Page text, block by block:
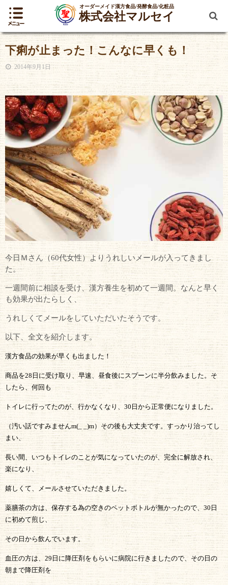
オーダーメイド漢方食品/発酵食品/化粧品
株式会社マルセイ
下痢が止まった！こんなに早くも！
2014年9月1日
今日Ｍさん（60代女性）よりうれしいメールが入ってきまし
た。
一週間前に相談を受け、漢方養生を初めて一週間。なんと早く
も効果が出たらしく、
うれしくてメールをしていただいたそうです。
以下、全文を紹介します。
漢方食品の効果が早くも出ました！
商品を28 日に受け取り、早速、昼食後にスプーンに半分飲みました。そ
したら、何回も
トイレに行ってたのが、行かなくなり、 30 日から正常便になりました。
（汚い話ですみませんm( _ _)m）その後も大丈夫です。すっかり治ってし
まい、
長い間、いつもトイレのことが気になっていたのが、完全に解放され、
楽になり、
嬉しくて、メールさせていただきました。
薬膳茶の方は、保存する為の空きのペットボトルが無かったので、 30 日
に初めて煎じ、
その日から飲んでいます。
血圧の方は、 29 日に降圧剤をもらいに病院に行きましたので、その日の
朝まで降圧剤を